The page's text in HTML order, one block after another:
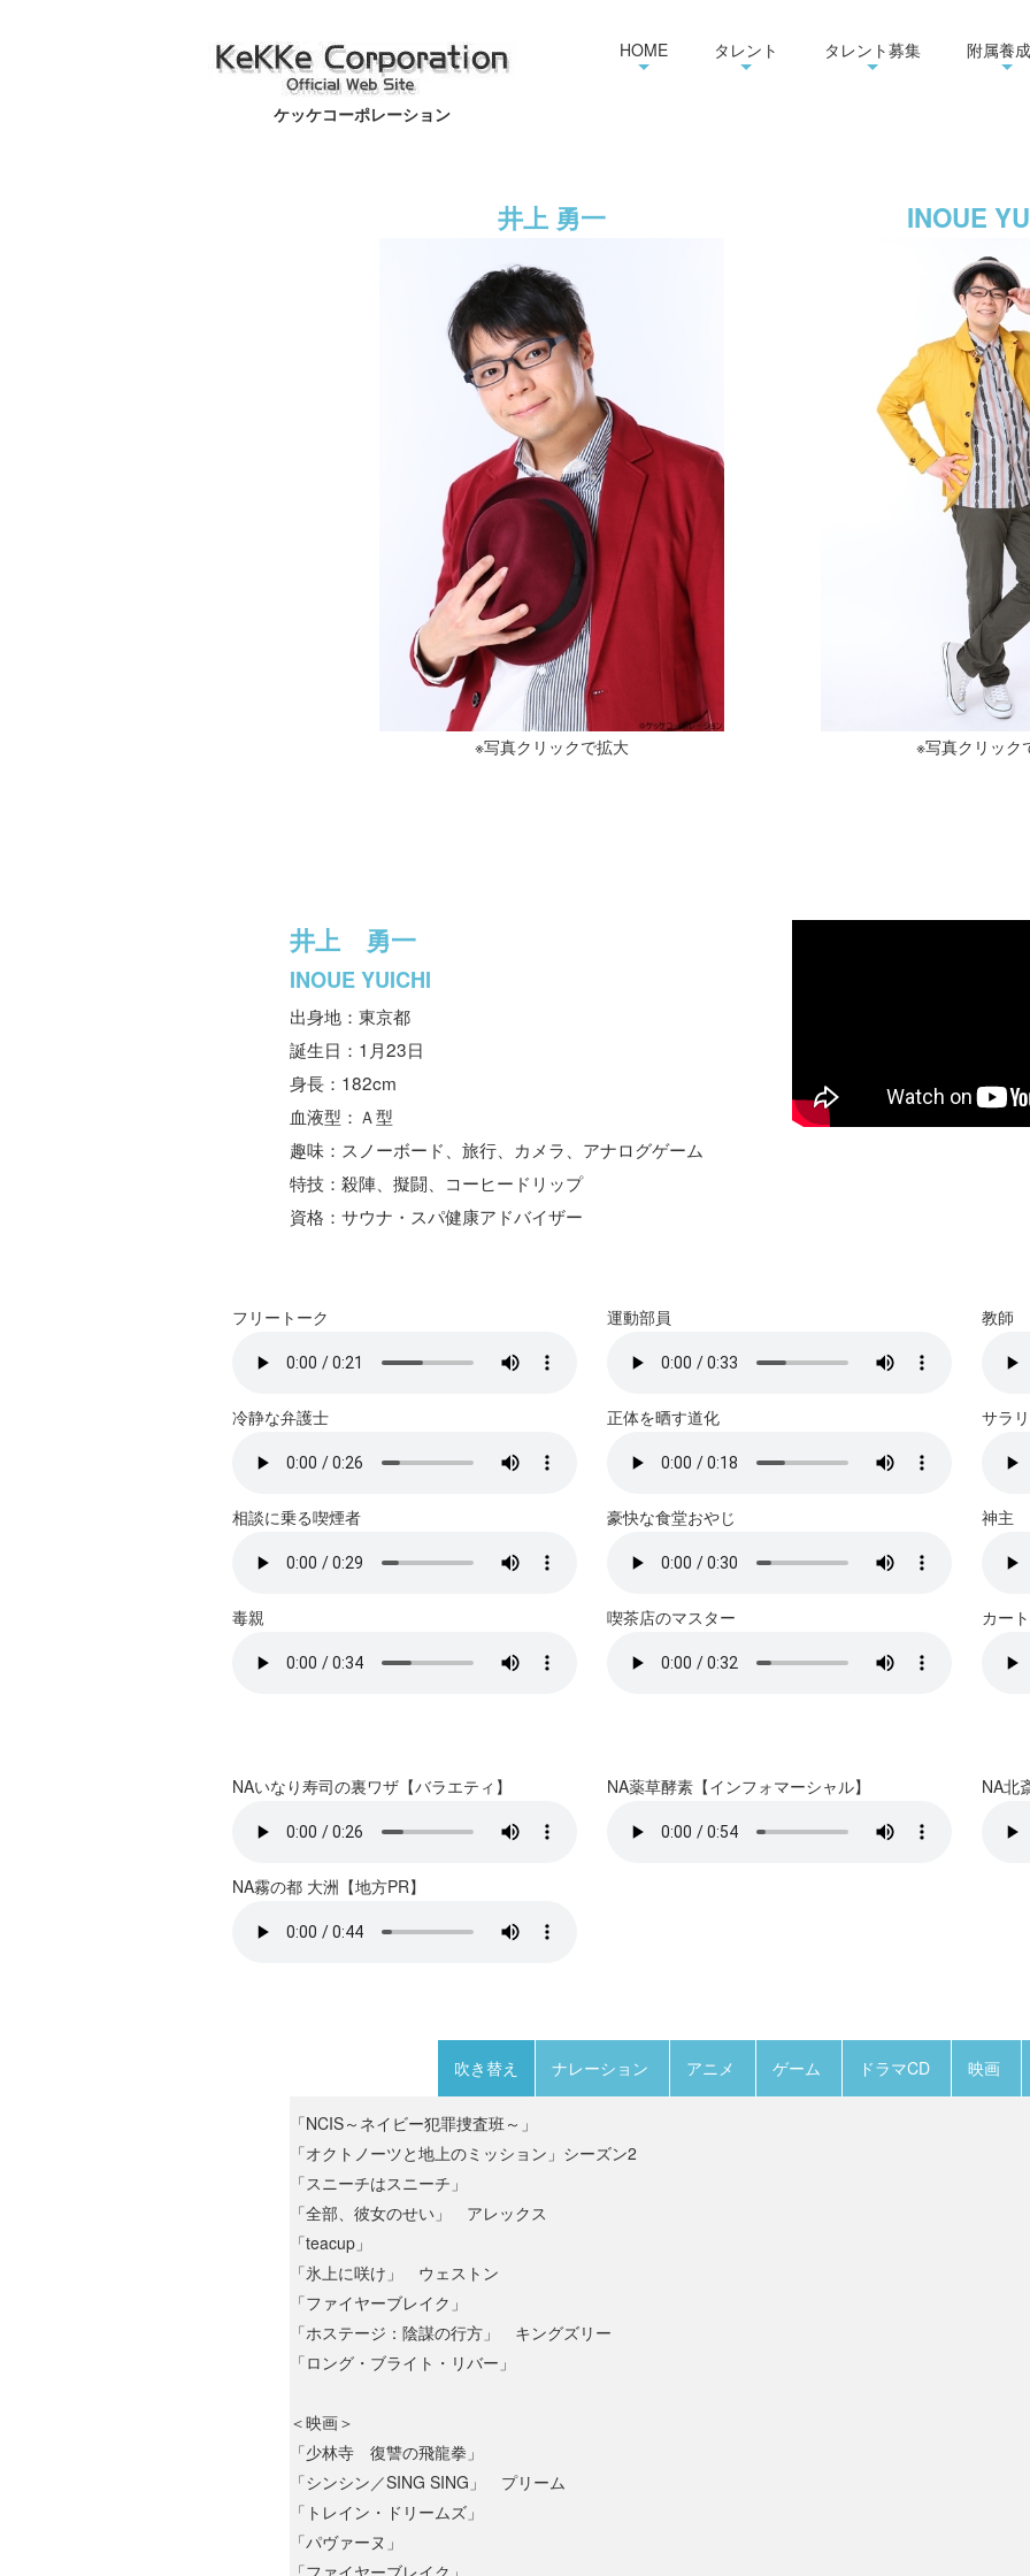
ケッケコーポレーション
HOME タレント タレント募集 附属養
井上 勇一
※写真クリックで拡大
INOUE
※写真クリック
井上 勇一
INOUE YUICHI
出身地：東京都
誕生日：1月23日
身長：182cm
血液型：Ａ型
趣味：スノーボード、旅行、カメラ、アナログゲーム
特技：殺陣、擬闘、コーヒードリップ
資格：サウナ・スパ健康アドバイザー
フリートーク
冷静な弁護士
相談に乗る喫煙者
毒親
運動部員
正体を晒す道化
豪快な食堂おやじ
喫茶店のマスター
教師
サラ
神主
カー
NAいなり寿司の裏ワザ【バラエティ】
NA霧の都 大洲【地方PR】
NA薬草酵素【インフォマーシャル】 NA北
吹き替え ナレーション アニメ ゲーム ドラマCD 映画
「NCIS～ネイビー犯罪捜査班～」
「オクトノーツと地上のミッション」シーズン2
「スニーチはスニーチ」
「全部、彼女のせい」 アレックス
「teacup」
「氷上に咲け」 ウェストン
「ファイヤーブレイク」
「ホステージ：陰謀の行方」 キングズリー
「ロング・ブライト・リバー」
＜映画＞
「少林寺 復讐の飛龍拳」
「シンシン／SING SING」 プリーム
「トレイン・ドリームズ」
「パヴァーヌ」
「ファイヤーブレイク」